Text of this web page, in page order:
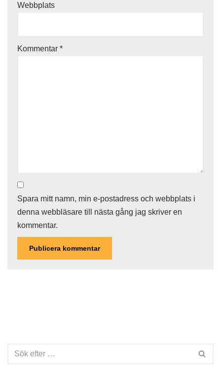
Webbplats
Kommentar *
Spara mitt namn, min e-postadress och webbplats i
denna webbläsare till nästa gång jag skriver en
kommentar.